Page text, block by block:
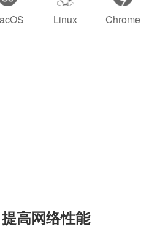
Linux Chrome
提高网络性能